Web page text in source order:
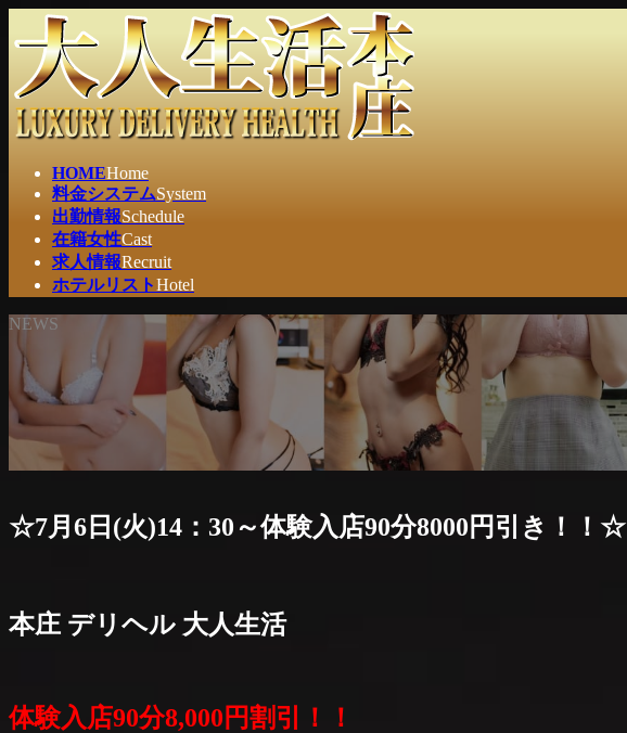
ン
ン
ツ
へ
ビ
ー
シ
ョ
HOMEHome
料金システムSystem
出勤情報Schedule
在籍女性Cast
求人情報Recruit
ホテルリストHotel
NEWS
☆7月6日(火)14：30～体験入店90分8000円引き！！☆
本庄 デリヘル 大人生活
体験入店90分8,000円割引！！